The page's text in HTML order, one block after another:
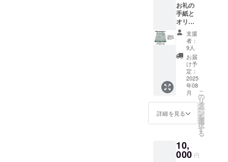
お礼の
手紙と
オリジ
ナル
グッズ
（ひま
りんマ
グネッ
ト）
支援
者：
9人
お届
け予
定：
2025
年08
月
詳細を見る
こ
の
リ
タ
ー
ン
を
選
択
す
る
10,
000 円